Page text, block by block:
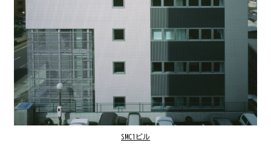
SMC1ビル